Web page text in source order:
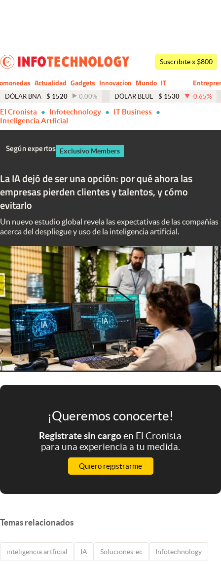
Dólar
Economía y Política
Finanzas y Mercados
Negocios
Otras secciones
Apertura
Infotechnology
Clase
Clima
Mundial 2026
Eventos Corporativos
El Cronista Studio
Mediakit
abre en nueva pestaña
Argentina
Suscribite x $800
Actualidad Gadgets Innovacion Mundo
CIO
IT
Business
DÓLAR BNA $ 1520 0.00% DÓLAR BLUE $ 1530 -0.65%
El Cronista Infotechnology
IT Business
Inteligencia Artficial
Según expertos Exclusivo Members
La IA dejó de ser una opción: por qué ahora las
empresas pierden clientes y talentos, y cómo
evitarlo
Un nuevo estudio global revela las expectativas de las compañías
acerca del despliegue y uso de la inteligencia artificial.
¡Queremos conocerte!
Registrate sin cargoen El Cronista
para una experiencia a tu medida.
Quiero registrarme
Temas relacionados
inteligencia artficial IA Soluciones-ec Infotechnology